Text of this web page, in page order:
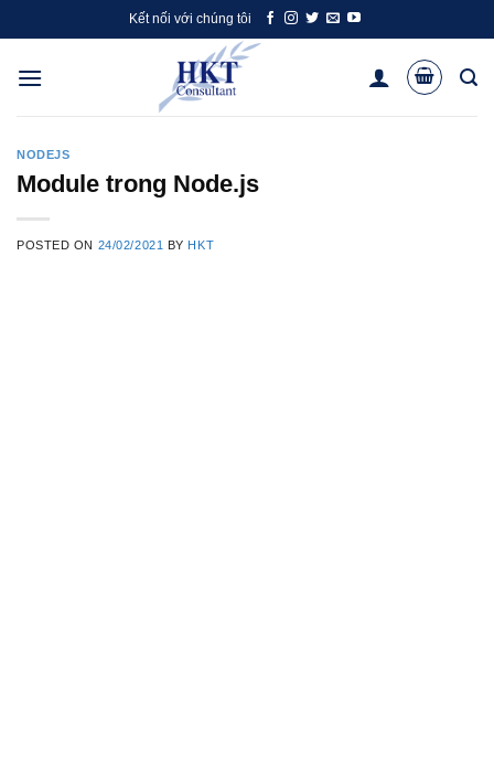
to
content
Kết nối với chúng tôi
NODEJS
Module trong Node.js
POSTED ON 24/02/2021 BY HKT